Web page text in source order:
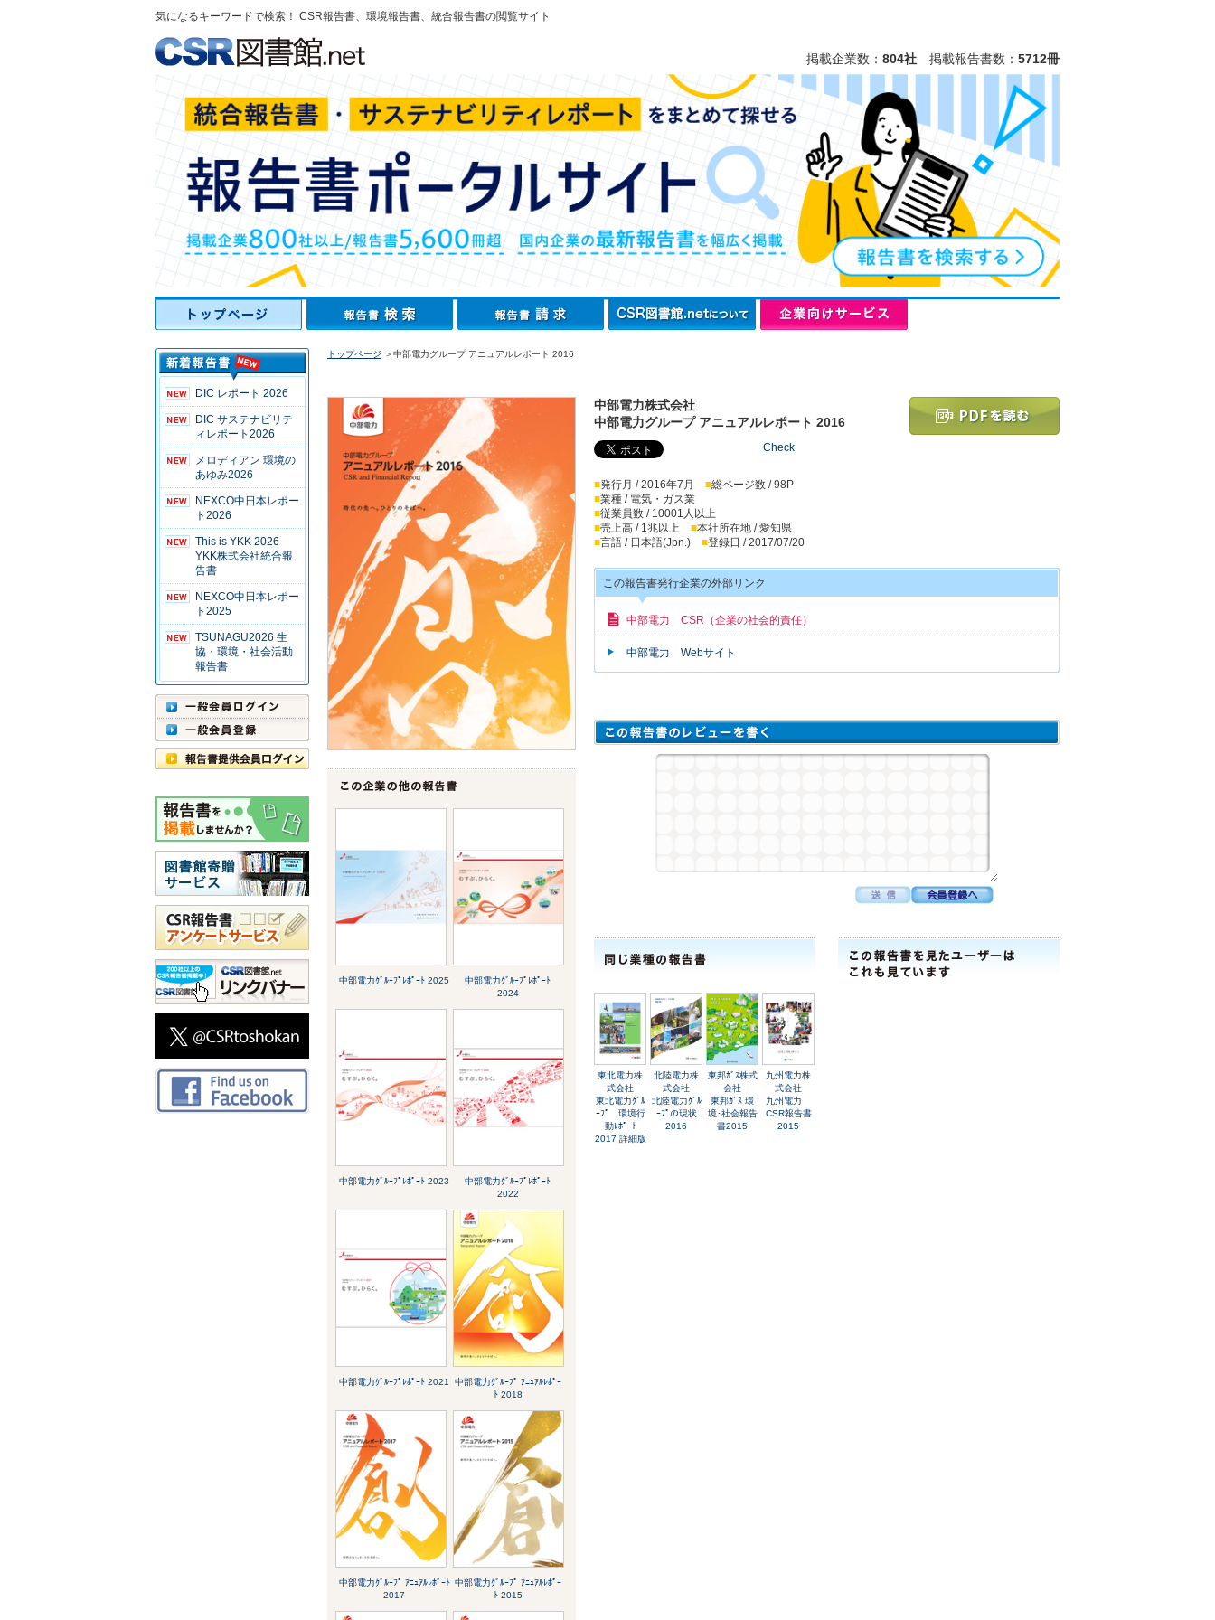
気になるキーワードで検索！ CSR報告書、環境報告書、統合報告書の閲覧サイト
掲載企業数： 804社 掲載報告書数： 5712冊
DIC レポート 2026
DIC サステナビリテ
ィレポート2026
メロディアン 環境の
あゆみ2026
NEXCO中日本レポー
ト2026
This is YKK 2026
YKK株式会社統合報
告書
NEXCO中日本レポー
ト2025
TSUNAGU2026 生
協・環境・社会活動
報告書
トップページ ＞中部電力グループ アニュアルレポート 2016
中部電力ｸﾞﾙｰﾌﾟﾚﾎﾟｰﾄ 2025
中部電力ｸﾞﾙｰﾌﾟﾚﾎﾟｰﾄ
2024
中部電力ｸﾞﾙｰﾌﾟﾚﾎﾟｰﾄ 2023
中部電力ｸﾞﾙｰﾌﾟﾚﾎﾟｰﾄ
2022
中部電力ｸﾞﾙｰﾌﾟﾚﾎﾟｰﾄ 2021
中部電力ｸﾞﾙｰﾌﾟ ｱﾆｭｱﾙﾚﾎﾟｰ
ﾄ 2018
中部電力ｸﾞﾙｰﾌﾟ ｱﾆｭｱﾙﾚﾎﾟｰﾄ
2017
中部電力ｸﾞﾙｰﾌﾟ ｱﾆｭｱﾙﾚﾎﾟｰ
ﾄ 2015
中部電力株式会社
中部電力グループ アニュアルレポート 2016
Check
■発行月 / 2016年7月 ■総ページ数 / 98P
■業種 / 電気・ガス業
■従業員数 / 10001人以上
■売上高 / 1兆以上 ■本社所在地 / 愛知県
■言語 / 日本語(Jpn.) ■登録日 / 2017/07/20
この報告書発行企業の外部リンク
中部電力 CSR（企業の社会的責任）
中部電力 Webサイト
東北電力株
式会社
東北電力ｸﾞﾙ
ｰﾌﾟ 環境行
動ﾚﾎﾟｰﾄ
2017 詳細版
北陸電力株
式会社
北陸電力ｸﾞﾙ
ｰﾌﾟの現状
2016
東邦ｶﾞｽ株式
会社
東邦ｶﾞｽ 環
境･社会報告
書2015
九州電力株
式会社
九州電力
CSR報告書
2015